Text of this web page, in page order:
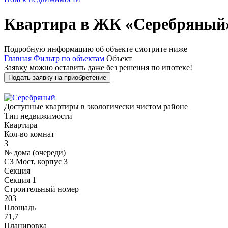
Квартира в ЖК
Подробную информацию об объекте смотрите ниже
Главная Фильтр по объектам Объект
Заявку можно оставить даже без решения по ипотеке!
Подать заявку на приобретение
Доступные квартиры в экологически чистом районе
Тип недвижимости
Квартира
Кол-во комнат
3
№ дома (очереди)
СЗ Мост, корпус 3
Секция
Секция 1
Строительный номер
203
Площадь
71,7
Планировка